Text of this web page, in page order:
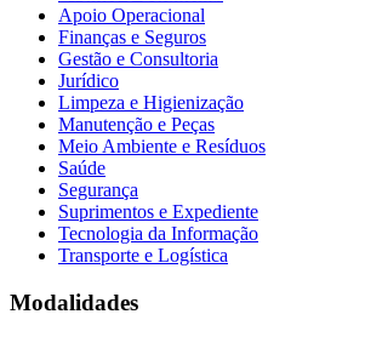
Apoio Operacional
Finanças e Seguros
Gestão e Consultoria
Jurídico
Limpeza e Higienização
Manutenção e Peças
Meio Ambiente e Resíduos
Saúde
Segurança
Suprimentos e Expediente
Tecnologia da Informação
Transporte e Logística
Modalidades